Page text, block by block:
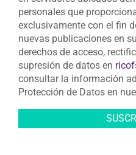
personales que
exclusivamente con el fin
nuevas publicaciones en
derechos de acceso,
supresión de datos en
consultar la información
Protección de Datos en